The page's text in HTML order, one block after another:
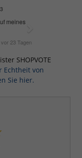
SHOPVOTE
Echtheit von
Sie hier.